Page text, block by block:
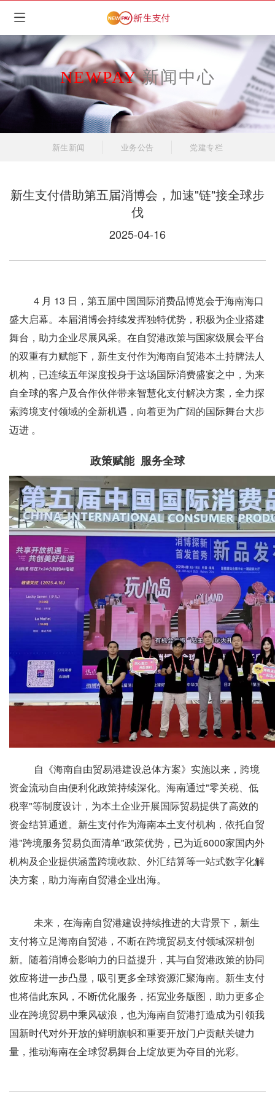
NEWPAY 新闻中心
新生新闻 业务公告 党建专栏
新生支付借助第五届消博会，加速"链"接全球步
伐
2025-04-16
4 月 13 日，第五届中国国际消费品博览会于海南海口
盛大启幕。本届消博会持续发挥独特优势，积极为企业搭建
舞台，助力企业尽展风采。在自贸港政策与国家级展会平台
的双重有力赋能下，新生支付作为海南自贸港本土持牌法人
机构，已连续五年深度投身于这场国际消费盛宴之中，为来
自全球的客户及合作伙伴带来智慧化支付解决方案，全力探
索跨境支付领域的全新机遇，向着更为广阔的国际舞台大步
迈进 。
政策赋能 服务全球
自《海南自由贸易港建设总体方案》实施以来，跨境
资金流动自由便利化政策持续深化。海南通过"零关税、低
税率"等制度设计，为本土企业开展国际贸易提供了高效的
资金结算通道。新生支付作为海南本土支付机构，依托自贸
港"跨境服务贸易负面清单"政策优势，已为近6000家国内外
机构及企业提供涵盖跨境收款、外汇结算等一站式数字化解
决方案，助力海南自贸港企业出海。
未来，在海南自贸港建设持续推进的大背景下，新生
支付将立足海南自贸港，不断在跨境贸易支付领域深耕创
新。随着消博会影响力的日益提升，其与自贸港政策的协同
效应将进一步凸显，吸引更多全球资源汇聚海南。新生支付
也将借此东风，不断优化服务，拓宽业务版图，助力更多企
业在跨境贸易中乘风破浪，也为海南自贸港打造成为引领我
国新时代对外开放的鲜明旗帜和重要开放门户贡献关键力
量，推动海南在全球贸易舞台上绽放更为夺目的光彩。